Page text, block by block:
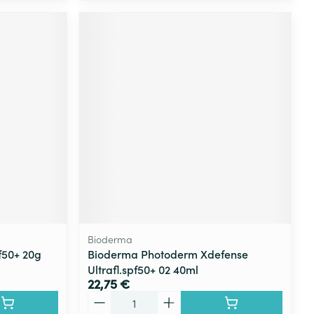
20g
Bioderma
Bioderma Photoderm Xdefense
Ultrafl.spf50+ 02 40ml
22,75 €